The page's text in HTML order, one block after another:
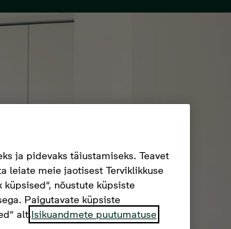
ja pidevaks täiustamiseks. Teavet
leiate meie jaotisest Terviklikkuse
nõustute küpsiste
Paigutavate küpsiste
alt.Isikuandmete puutumatuse